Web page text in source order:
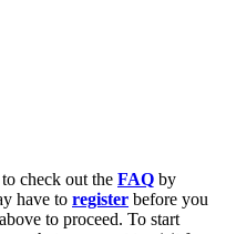
check out the FAQ by
have to register before you
to proceed. To start